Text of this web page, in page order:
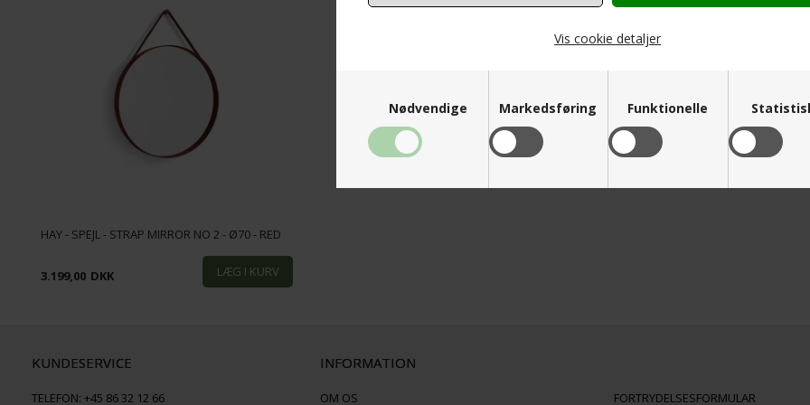
Vis cookie detaljer
Nødvendige Markedsføring Funktionelle
HAY - SPEJL - STRAP MIRROR NO 2 - Ø70 - RED
3.199,00 DKK
KUNDESERVICE
TELEFON:+45 86 32 12 66
INFORMATION
OM OS FORTRYDELSESFORMULAR